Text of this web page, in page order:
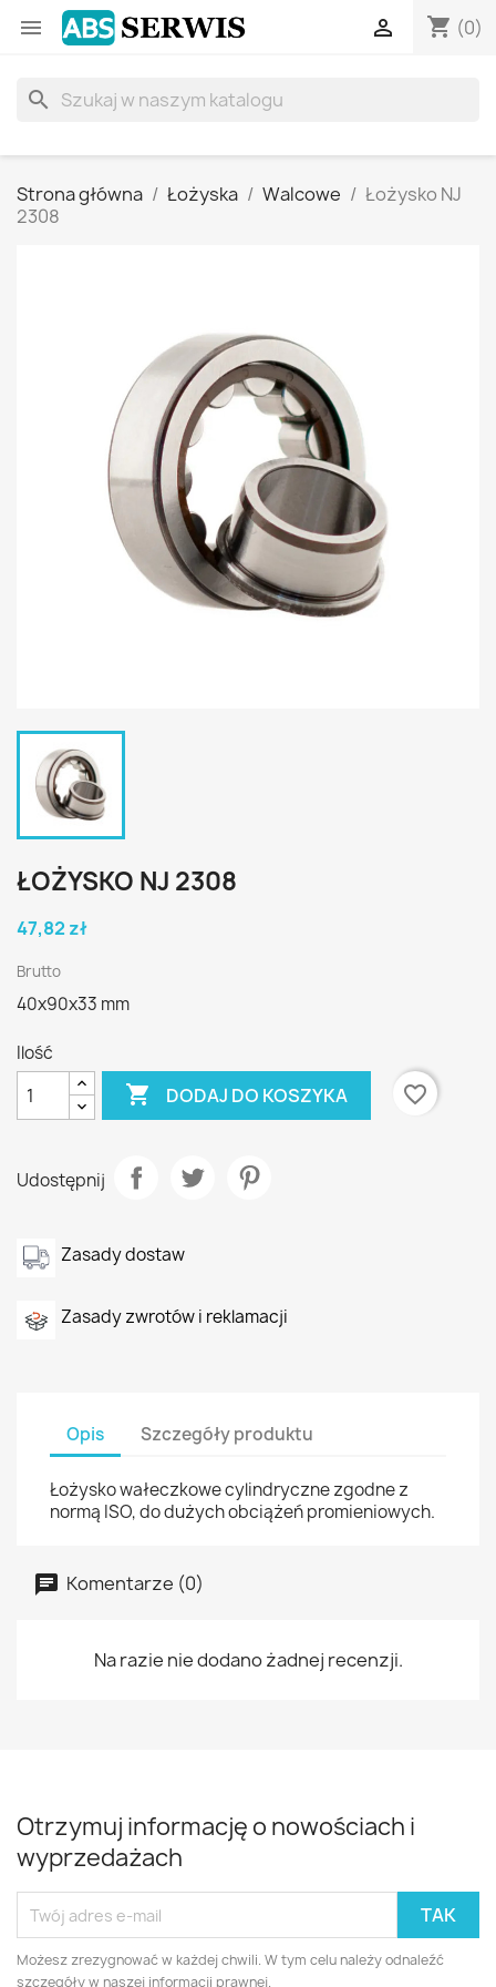
 shopping_cart (0)

search
Strona główna Łożyska Walcowe
Łożysko NJ
2308
ŁOŻYSKO NJ 2308
47,82 zł
Brutto
40x90x33 mm
Ilość
 DODAJ DO KOSZYKA favorite_border
Udostępnij
Zasady dostaw
Zasady zwrotów i reklamacji
Opis Szczegóły produktu
Łożysko wałeczkowe cylindryczne zgodne z
normą ISO, do dużych obciążeń promieniowych.
Komentarze (0)
Na razie nie dodano żadnej recenzji.
Otrzymuj informację o nowościach i
wyprzedażach
Możesz zrezygnować w każdej chwili. W tym celu należy odnaleźć
szczegóły w naszej informacji prawnej.